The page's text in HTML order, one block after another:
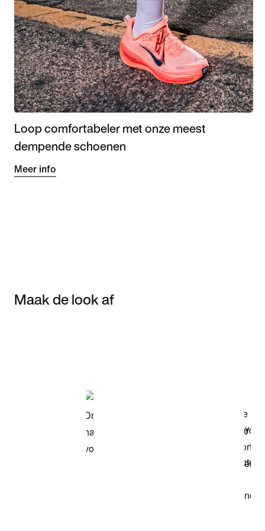
Loop comfortabeler met onze meest
dempende schoenen
Meer info
Maak de look af